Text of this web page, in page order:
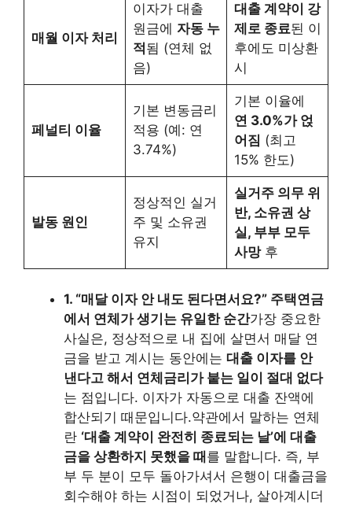
매월 이자 처리
이자가 대출
원금에 자동 누
적 됨 (연체 없
음)
대출 계약이 강
제로 종료된 이
후에도 미상환
시
페널티 이율
기본 변동금리
적용 (예: 연
3.74%)
기본 이율에
연 3.0%가 얹
어짐 (최고
15% 한도)
발동 원인
정상적인 실거
주 및 소유권
유지
실거주 의무 위
반, 소유권 상
실, 부부 모두
사망후
1. “매달 이자 안 내도 된다면서요?” 주택연금
에서 연체가 생기는 유일한 순간가장 중요한
사실은, 정상적으로 내 집에 살면서 매달 연
금을 받고 계시는 동안에는 대출 이자를 안
낸다고 해서 연체금리가 붙는 일이 절대 없다
는 점입니다. 이자가 자동으로 대출 잔액에
합산되기 때문입니다.약관에서 말하는 연체
란 ‘대출 계약이 완전히 종료되는 날’에 대출
금을 상환하지 못했을 때를 말합니다. 즉, 부
부 두 분이 모두 돌아가셔서 은행이 대출금을
회수해야 하는 시점이 되었거나, 살아계시더